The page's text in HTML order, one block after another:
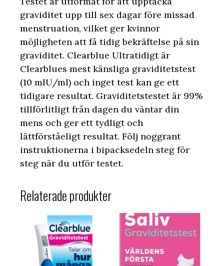
graviditet upp till sex dagar före missad
menstruation, vilket ger kvinnor
möjligheten att få tidig bekräftelse på sin
graviditet. Clearblue Ultratidigt är
Clearblues mest känsliga graviditetstest
(10 mlU/ml) och inget test kan ge ett
tidigare resultat. Graviditetstestet är 99%
tillförlitligt från dagen du väntar din
mens och ger ett tydligt och
lättförståeligt resultat. Följ noggrant
instruktionerna i bipacksedeln steg för
steg när du utför testet.
Relaterade produkter